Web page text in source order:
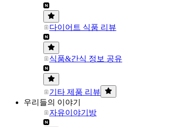
다이어트 식품 리뷰
식품&간식 정보 공유
기타 제품 리뷰
우리들의 이야기
자유이야기방